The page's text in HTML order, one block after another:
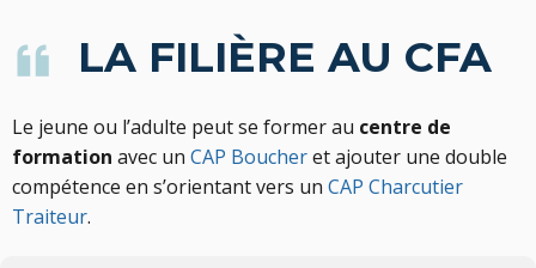
LA FILIÈRE AU CFA
Le jeune ou l’adulte peut se former au centre de
formation avec un CAP Boucheret ajouter une double
compétence en s’orientant vers un CAP Charcutier
Traiteur.